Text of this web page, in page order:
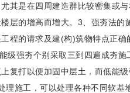
其是在四周建造群比较密集或
层的增高而增大。3、强夯法
程的请求及建(构)筑物特点正确
强夯个别采取三到四遍成夯
打以便加固中层土，而低能
施工，可以处理各种不同软基